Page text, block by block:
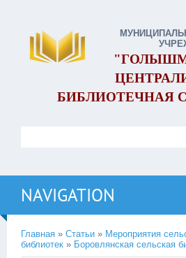
БИБЛИОТЕЧНАЯ
NAVIGATION
Главная » Статьи » Мероприятия
библиотек » Боровлянская сельская